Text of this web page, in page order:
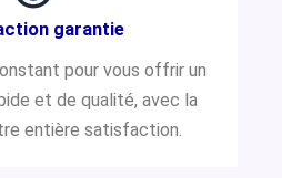
garantie
pour vous offrir un
et de qualité, avec la
entière satisfaction.